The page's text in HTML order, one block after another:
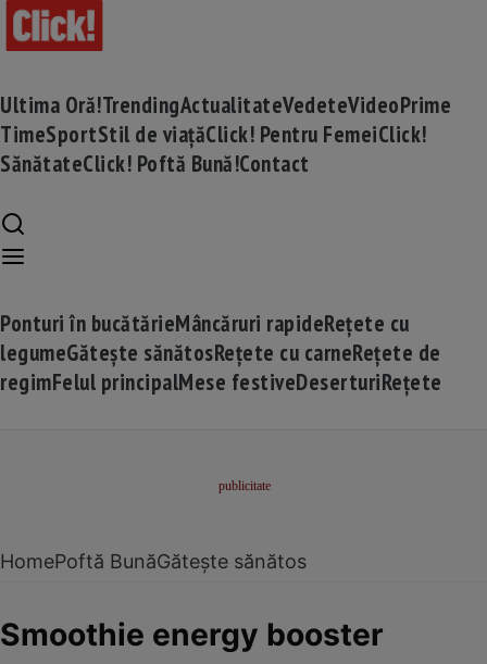
Ultima Oră!TrendingActualitateVedeteVideoPrime
TimeSportStil de viațăClick! Pentru FemeiClick!
SănătateClick! Poftă Bună!Contact
Ponturi în bucătărieMâncăruri rapideRețete cu
legumeGătește sănătosRețete cu carneRețete de
regimFelul principalMese festiveDeserturiRețete
HomePoftă BunăGătește sănătos
Smoothie energy booster